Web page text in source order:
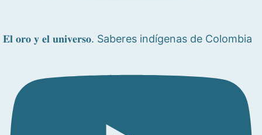
𝐄𝐥 𝐨𝐫𝐨 𝐲 𝐞𝐥 𝐮𝐧𝐢𝐯𝐞𝐫𝐬𝐨. Saberes indígenas de Colombia